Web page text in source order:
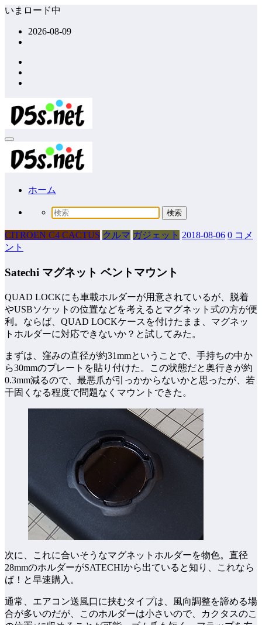
コ
ッ
プ
いまロード中
2026-08-09
ホーム
CITROEN C4 CACTUS クルマ ガジェット 2018-08-06 0 コメ
ント
Satechi マグネット ベントマウント
QUAD LOCKにも車載ホルダーが用意されているが、脱着
やUSBソケットの位置などを考えるとマグネット式の方が便
利。ならば、QUAD LOCKケースを付けたまま、マグネッ
トホルダーに対応できないか？と試してみた。
まずは、窪みの直径が約31mmということで、手持ちの中か
ら30mmのプレートを貼り付けた。この状態だと奥行きが約
0.3mm減るので、最悪爪が引っかからないかと思ったが、若
干固くなる程度で問題なくマウントできた。
次に、これに合いそうなマグネットホルダーを物色。直径
28mmのホルダーがSATECHIから出ていると知り、これなら
ば！と早速購入。
通常、エアコン送風口に挟むタイプは、風向調整を諦める場
合が多いのだが、このホルダーは小さいので、カクタスのこ